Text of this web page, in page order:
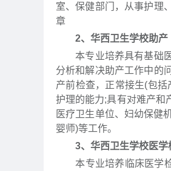
室、保健部门，从事护理
章
2、华西卫生学校助产
本专业培养具有基础医
分析和解决助产工作中的
产前检查，正常接生(包
护理的能力;具有对难产和
医疗卫生单位、妇幼保健
婴师)等工作。
3、华西卫生学校医学
本专业培养临床医学检